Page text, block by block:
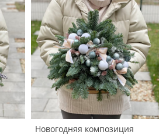
Новогодняя композиция